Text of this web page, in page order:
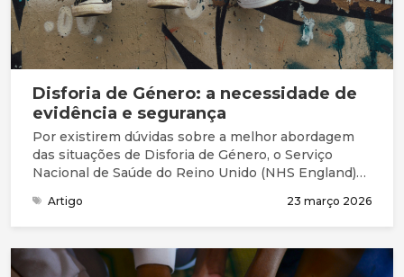
Disforia de Género: a necessidade de
evidência e segurança
Por existirem dúvidas sobre a melhor abordagem
das situações de Disforia de Género, o Serviço
Nacional de Saúde do Reino Unido (NHS England)
preocupantes.
Artigo 23 março 2026